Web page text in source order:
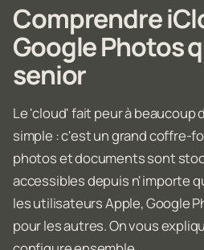
Comprendre
Google Photos
senior
Le 'cloud' fait peur à beaucoup
simple : c'est un grand coffre-
photos et documents sont
accessibles depuis n'importe
les utilisateurs Apple, Google
pour les autres. On vous